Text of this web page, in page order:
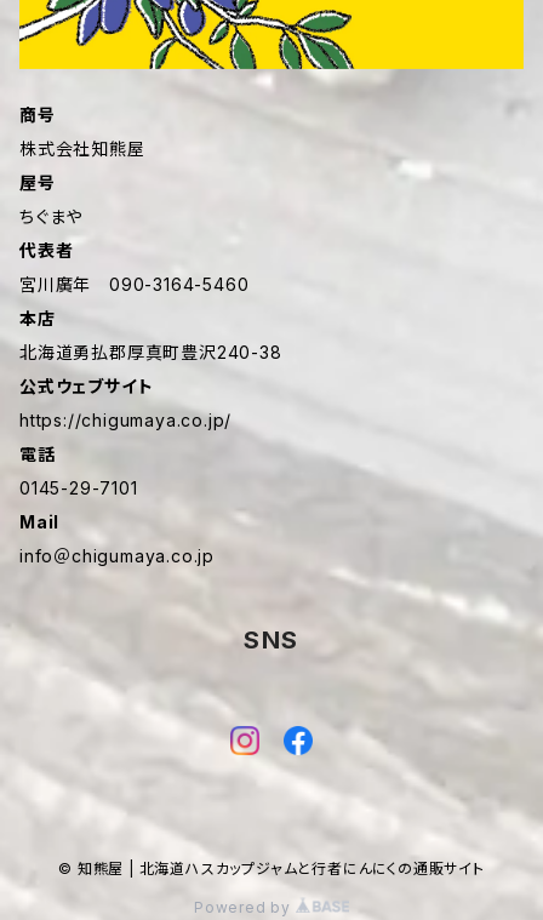
商号
株式会社知熊屋
屋号
ちぐまや
代表者
宮川廣年 090-3164-5460
本店
北海道勇払郡厚真町豊沢240-38
公式ウェブサイト
https://chigumaya.co.jp/
電話
0145-29-7101
Mail
info＠chigumaya.co.jp
SNS
© 知熊屋 | 北海道ハスカップジャムと行者にんにくの通販サイト
Powered by